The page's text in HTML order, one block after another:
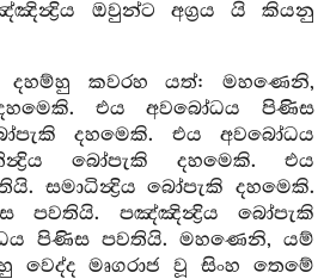
ඔවුන්ට අග්‍රය යි කියනු
දහම්හු කවරහ යත්: මහණෙනි,
දහමෙකි. එය අවබෝධය පිණිස
දහමෙකි. එය අවබෝධය
බෝපැකි දහමෙකි. එය
සමාධින්‍ද්‍රිය බෝපැකි දහමෙකි.
පවතියි. පඤ්ඤින්‍ද්‍රිය බෝපැකි
පිණිස පවතියි. මහණෙනි, යම්
වෙද්ද මෘගරාජ වූ සිංහ තෙමේ